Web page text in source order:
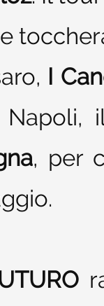
I
Napoli,
, per